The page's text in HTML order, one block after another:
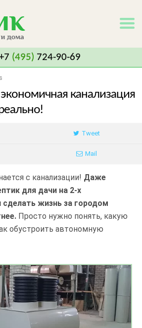
(495) 724-90-69
канализация
Tweet
Mail
с канализации! Даже
для дачи на 2-х
сделать жизнь за городом
Просто нужно понять, какую
обустроить автономную